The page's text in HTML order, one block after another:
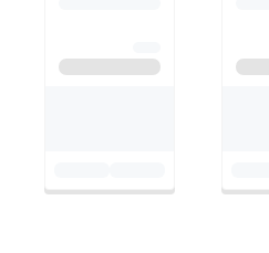
3. 丁寧なカウン
いくヘアスタイ